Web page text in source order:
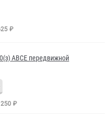
₽
АВCЕ передвижной
₽